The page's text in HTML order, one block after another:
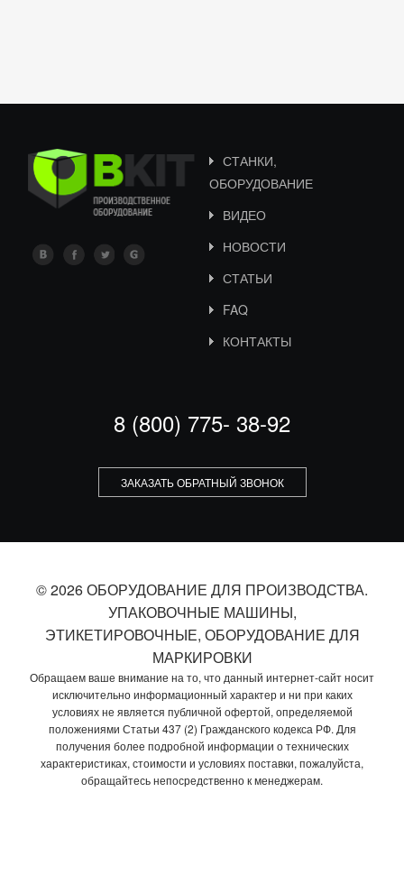
СТАНКИ,
ОБОРУДОВАНИЕ
ВИДЕО
НОВОСТИ
СТАТЬИ
FAQ
КОНТАКТЫ
8 (800) 775- 38-92
ЗАКАЗАТЬ ОБРАТНЫЙ ЗВОНОК
© 2026 ОБОРУДОВАНИЕ ДЛЯ ПРОИЗВОДСТВА.
УПАКОВОЧНЫЕ МАШИНЫ,
ЭТИКЕТИРОВОЧНЫЕ, ОБОРУДОВАНИЕ ДЛЯ
МАРКИРОВКИ
Обращаем ваше внимание на то, что данный интернет-сайт носит
исключительно информационный характер и ни при каких
условиях не является публичной офертой, определяемой
положениями Статьи 437 (2) Гражданского кодекса РФ. Для
получения более подробной информации о технических
характеристиках, стоимости и условиях поставки, пожалуйста,
обращайтесь непосредственно к менеджерам.